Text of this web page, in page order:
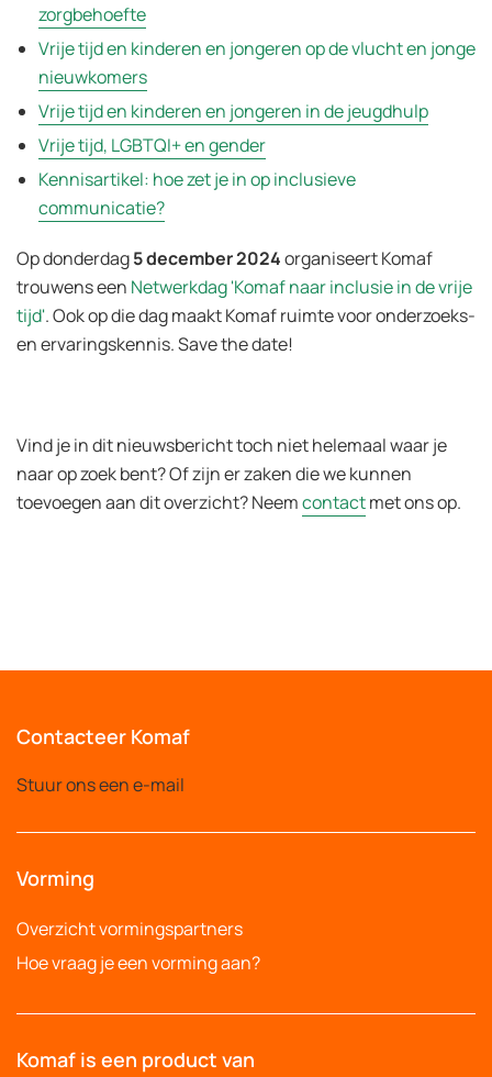
zorgbehoefte
Vrije tijd en kinderen en jongeren op de vlucht en jonge
nieuwkomers
Vrije tijd en kinderen en jongeren in de jeugdhulp
Vrije tijd, LGBTQI+ en gender
Kennisartikel: hoe zet je in op inclusieve
communicatie?
Op donderdag5 december 2024organiseert Komaf
trouwens een Netwerkdag 'Komaf naar inclusie in de vrije
tijd'. Ook op die dag maakt Komaf ruimte voor onderzoeks-
en ervaringskennis. Save the date!
Vind je in dit nieuwsbericht toch niet helemaal waar je
naar op zoek bent? Of zijn er zaken die we kunnen
toevoegen aan dit overzicht? Neemcontactmet ons op.
Contacteer Komaf
Stuur ons een e-mail
Vorming
Overzicht vormingspartners
Hoe vraag je een vorming aan?
Komaf is een product van